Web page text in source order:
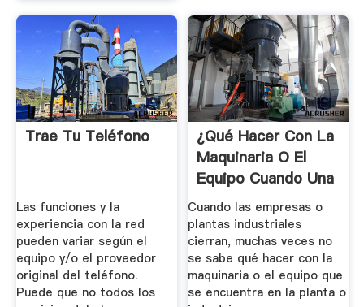
Trae Tu Teléfono
Las funciones y la
experiencia con la red
pueden variar según el
equipo y/o el proveedor
original del teléfono.
Puede que no todos los
¿Qué Hacer Con La
Maquinaria O El
Equipo Cuando Una
...
Cuando las empresas o
plantas industriales
cierran, muchas veces no
se sabe qué hacer con la
maquinaria o el equipo que
se encuentra en la planta o